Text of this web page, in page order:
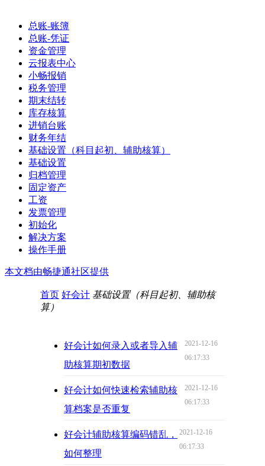
总账-账簿
总账-凭证
资金管理
云报表中心
小畅报销
税务管理
期末结转
库存核算
进销台账
财务年结
基础设置（科目起初、辅助核算）
基础设置
归档管理
固定资产
工资
发票管理
初始化
解决方案
操作手册
本文档由畅捷通社区提供
首页 好会计 基础设置（科目起初、辅助核
算）
好会计如何录入或者导入辅
助核算期初数据
2021-12-16
06:17:33
好会计如何快速检索辅助核
算档案是否重复
2021-12-16
06:17:33
好会计辅助核算编码错乱，
如何整理
2021-12-16
06:17:33